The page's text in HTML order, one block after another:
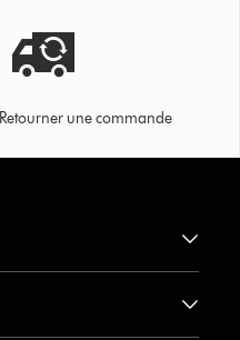
Retourner une commande